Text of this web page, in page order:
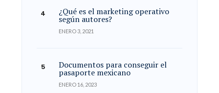
¿Qué es el marketing operativo
según autores?
ENERO 3, 2021
Documentos para conseguir el
pasaporte mexicano
ENERO 16, 2023